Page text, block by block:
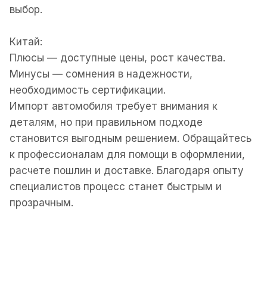
выбор.
Китай:
Плюсы — доступные цены, рост качества.
Минусы — сомнения в надежности,
необходимость сертификации.
Импорт автомобиля требует внимания к
деталям, но при правильном подходе
становится выгодным решением. Обращайтесь
к профессионалам для помощи в оформлении,
расчете пошлин и доставке. Благодаря опыту
специалистов процесс станет быстрым и
прозрачным.